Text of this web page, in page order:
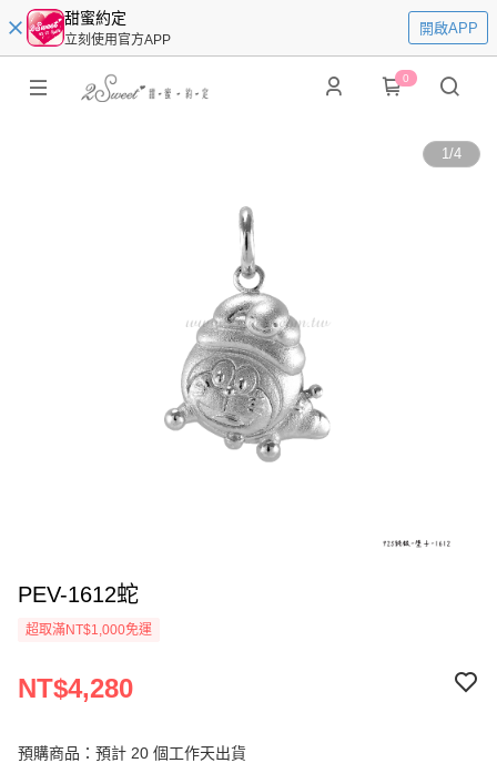
甜蜜約定
立刻使用官方APP
開啟APP
0
1/4
PEV-1612蛇
超取滿NT$1,000免運
NT$4,280
預購商品：預計 20 個工作天出貨